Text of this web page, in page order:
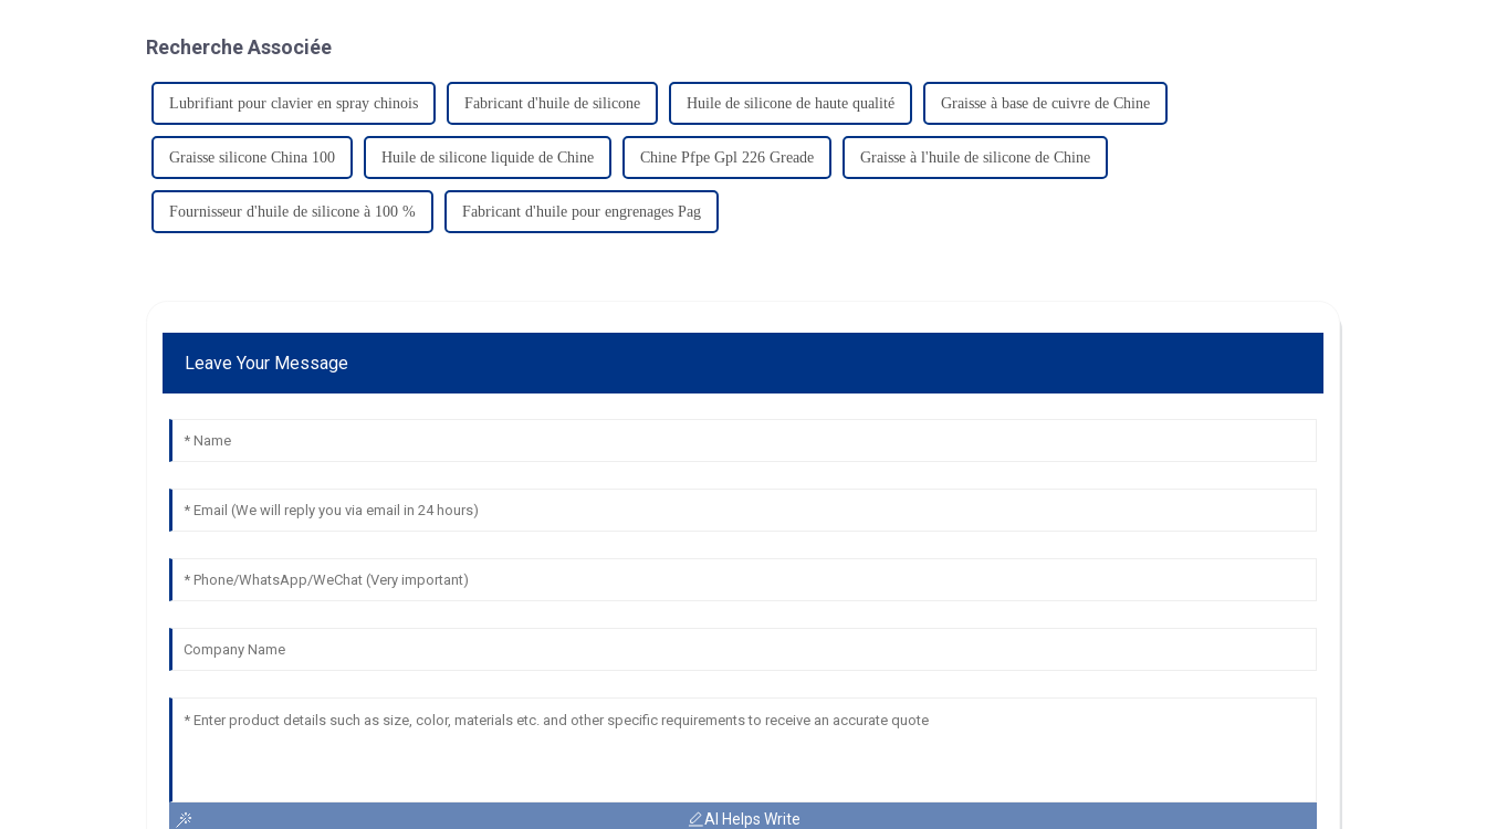
Recherche Associée
Lubrifiant pour clavier en spray chinois Fabricant d'huile de silicone Huile de silicone de haute qualité Graisse à base de cuivre de Chine
Graisse silicone China 100 Huile de silicone liquide de Chine Chine Pfpe Gpl 226 Greade Graisse à l'huile de silicone de Chine
Fournisseur d'huile de silicone à 100 % Fabricant d'huile pour engrenages Pag
Leave Your Message
AI Helps Write